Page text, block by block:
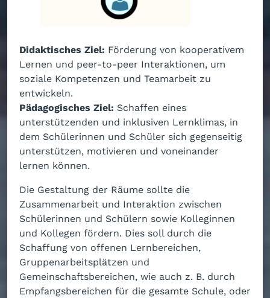
Didaktisches Ziel: Förderung von kooperativem
Lernen und peer-to-peer Interaktionen, um
soziale Kompetenzen und Teamarbeit zu
entwickeln.
Pädagogisches Ziel: Schaffen eines
unterstützenden und inklusiven Lernklimas, in
dem Schülerinnen und Schüler sich gegenseitig
unterstützen, motivieren und voneinander
lernen können.
Die Gestaltung der Räume sollte die
Zusammenarbeit und Interaktion zwischen
Schülerinnen und Schülern sowie Kolleginnen
und Kollegen fördern. Dies soll durch die
Schaffung von offenen Lernbereichen,
Gruppenarbeitsplätzen und
Gemeinschaftsbereichen, wie auch z. B. durch
Empfangsbereichen für die gesamte Schule, oder